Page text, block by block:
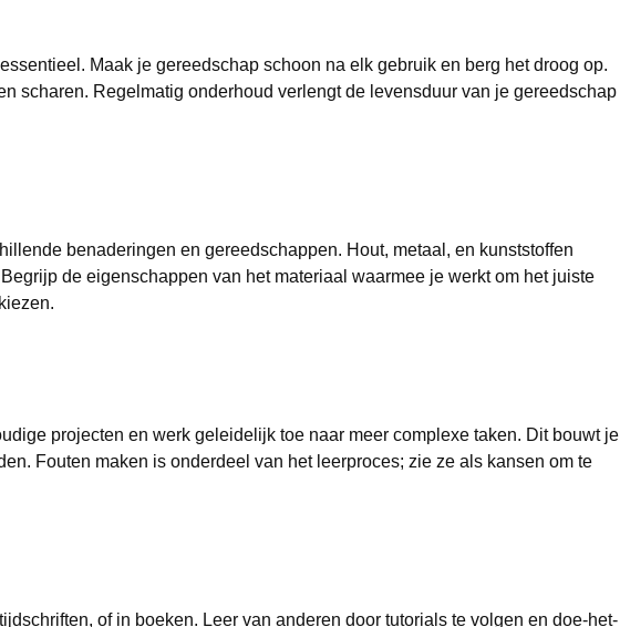
Maak je gereedschap schoon na elk gebruik en berg het droog op.
scharen. Regelmatig onderhoud verlengt de levensduur van je gereedschap
benaderingen en gereedschappen. Hout, metaal, en kunststoffen
de eigenschappen van het materiaal waarmee je werkt om het juiste
projecten en werk geleidelijk toe naar meer complexe taken. Dit bouwt je
Fouten maken is onderdeel van het leerproces; zie ze als kansen om te
of in boeken. Leer van anderen door tutorials te volgen en doe-het-